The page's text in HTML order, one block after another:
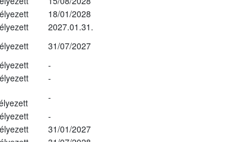
18/01/2028
2027.01.31.
31/07/2027
-
-
-
-
31/01/2027